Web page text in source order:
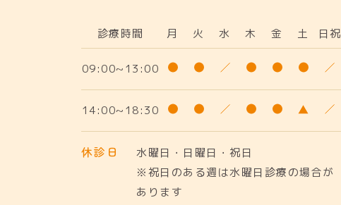
診療時間 月 火 水 木 金 土 日祝
09:00~13:00
14:00~18:30
休診日
水曜日・日曜日・祝日
※祝日のある週は水曜日診療の場合が
あります